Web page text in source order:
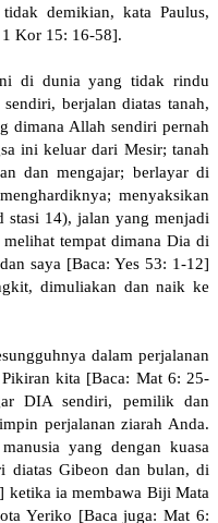
demikian, kata Paulus,
1 Kor 15: 16-58].
di dunia yang tidak rindu
berjalan diatas tanah,
dimana Allah sendiri pernah
ini keluar dari Mesir; tanah
dan mengajar; berlayar di
menyaksikan
stasi 14), jalan yang menjadi
tempat dimana Dia di
saya [Baca: Yes 53: 1-12]
dimuliakan dan naik ke
dalam perjalanan
kita [Baca: Mat 6: 25-
DIA sendiri, pemilik dan
perjalanan ziarah Anda.
yang dengan kuasa
diatas Gibeon dan bulan, di
ketika ia membawa Biji Mata
Yeriko [Baca juga: Mat 6: